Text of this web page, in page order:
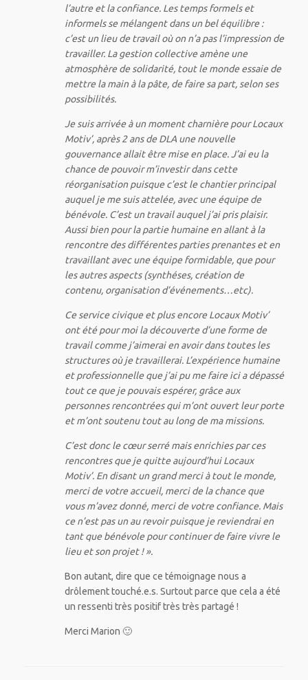
l’autre et la confiance. Les temps formels et
informels se mélangent dans un bel équilibre :
c’est un lieu de travail où on n’a pas l’impression de
travailler. La gestion collective amène une
atmosphère de solidarité, tout le monde essaie de
mettre la main à la pâte, de faire sa part, selon ses
possibilités.
Je suis arrivée à un moment charnière pour Locaux
Motiv’, après 2 ans de DLA une nouvelle
gouvernance allait être mise en place. J’ai eu la
chance de pouvoir m’investir dans cette
réorganisation puisque c’est le chantier principal
auquel je me suis attelée, avec une équipe de
bénévole. C’est un travail auquel j’ai pris plaisir.
Aussi bien pour la partie humaine en allant à la
rencontre des différentes parties prenantes et en
travaillant avec une équipe formidable, que pour
les autres aspects (synthéses, création de
contenu, organisation d’événements…etc).
Ce service civique et plus encore Locaux Motiv’
ont été pour moi la découverte d’une forme de
travail comme j’aimerai en avoir dans toutes les
structures où je travaillerai. L’expérience humaine
et professionnelle que j’ai pu me faire ici a dépassé
tout ce que je pouvais espérer, grâce aux
personnes rencontrées qui m’ont ouvert leur porte
et m’ont soutenu tout au long de ma missions.
C’est donc le cœur serré mais enrichies par ces
rencontres que je quitte aujourd’hui Locaux
Motiv’. En disant un grand merci à tout le monde,
merci de votre accueil, merci de la chance que
vous m’avez donné, merci de votre confiance. Mais
ce n’est pas un au revoir puisque je reviendrai en
tant que bénévole pour continuer de faire vivre le
lieu et son projet ! ».
Bon autant, dire que ce témoignage nous a
drôlement touché.e.s. Surtout parce que cela a été
un ressenti très positif très très partagé !
Merci Marion 🙂